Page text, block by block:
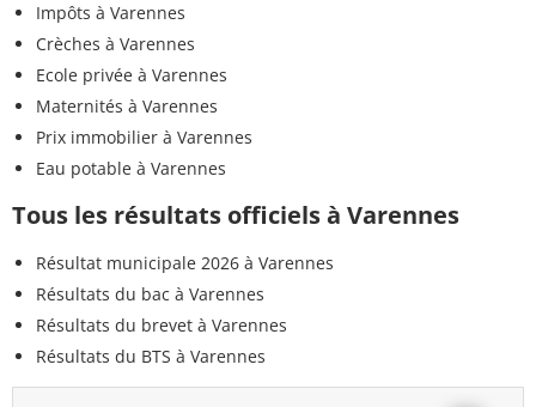
Impôts à Varennes
Crèches à Varennes
Ecole privée à Varennes
Maternités à Varennes
Prix immobilier à Varennes
Eau potable à Varennes
Tous les résultats officiels à Varennes
Résultat municipale 2026 à Varennes
Résultats du bac à Varennes
Résultats du brevet à Varennes
Résultats du BTS à Varennes